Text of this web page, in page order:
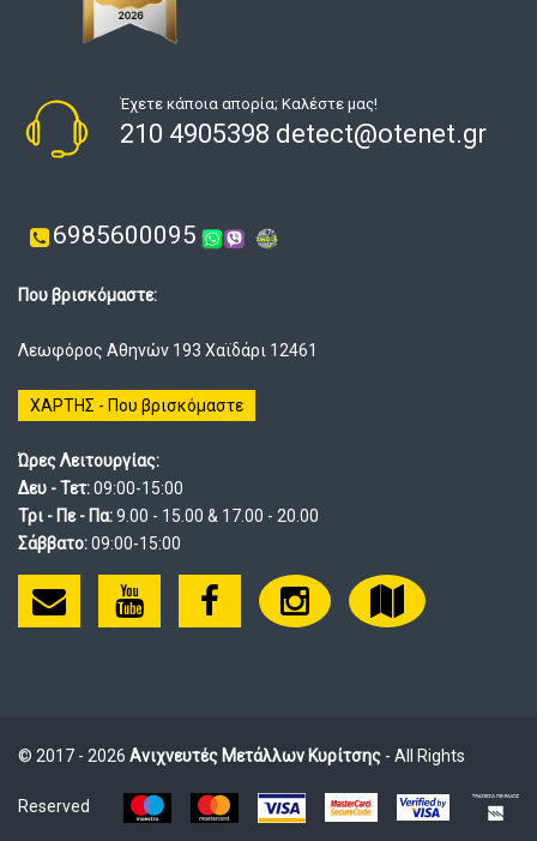
Έχετε κάποια απορία; Καλέστε μας!
210 4905398 detect@otenet.gr
6985600095
Που βρισκόμαστε:
Λεωφόρος Αθηνών 193 Χαϊδάρι 12461
ΧΑΡΤΗΣ - Που βρισκόμαστε
Ώρες Λειτουργίας:
Δευ - Τετ:09:00-15:00
Τρι - Πε - Πα:9.00 - 15.00 & 17.00 - 20.00
Σάββατο:09:00-15:00
© 2017 - 2026 Ανιχνευτές Μετάλλων Κυρίτσης - All Rights
Reserved